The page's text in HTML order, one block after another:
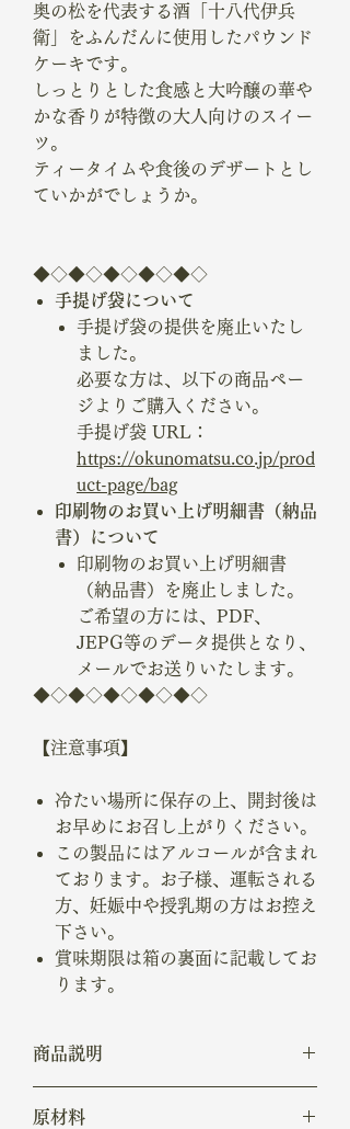
奥の松を代表する酒「十八代伊兵
衛」をふんだんに使用したパウンド
ケーキです。
しっとりとした食感と大吟醸の華や
かな香りが特徴の大人向けのスイー
ツ。
ティータイムや食後のデザートとし
ていかがでしょうか。
◆◇◆◇◆◇◆◇◆◇
手提げ袋について
手提げ袋の提供を廃止いたし
ました。
必要な方は、以下の商品ペー
ジよりご購入ください。
手提げ袋 URL：
https://okunomatsu.co.jp/prod
uct-page/bag
印刷物のお買い上げ明細書（納品
書）について
印刷物のお買い上げ明細書
（納品書）を廃止しました。
ご希望の方には、PDF、
JEPG等のデータ提供となり、
メールでお送りいたします。
◆◇◆◇◆◇◆◇◆◇
【注意事項】
冷たい場所に保存の上、開封後は
お早めにお召し上がりください。
この製品にはアルコールが含まれ
ております。お子様、運転される
方、妊娠中や授乳期の方はお控え
下さい。
賞味期限は箱の裏面に記載してお
ります。
商品説明
れております。
原材料